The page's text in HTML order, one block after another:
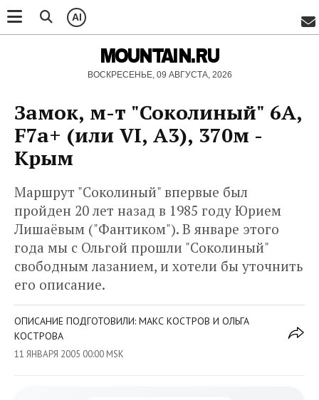
AI
MOUNTAIN.RU
ВОСКРЕСЕНЬЕ, 09 АВГУСТА, 2026
Замок, м-т "Соколиный" 6А,
F7a+ (или VI, A3), 370м -
Крым
Маршрут "Соколиный" впервые был
пройден 20 лет назад в 1985 году Юрием
Лишаёвым ("Фантиком"). В январе этого
года мы с Ольгой прошли "Соколиный"
свободным лазанием, и хотели бы уточнить
его описание.
ОПИСАНИЕ ПОДГОТОВИЛИ: МАКС КОСТРОВ И ОЛЬГА
КОСТРОВА
11 ЯНВАРЯ 2005 00:00 MSK